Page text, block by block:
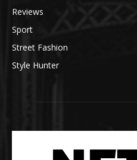
Reviews
Sport
Street Fashion
Style Hunter